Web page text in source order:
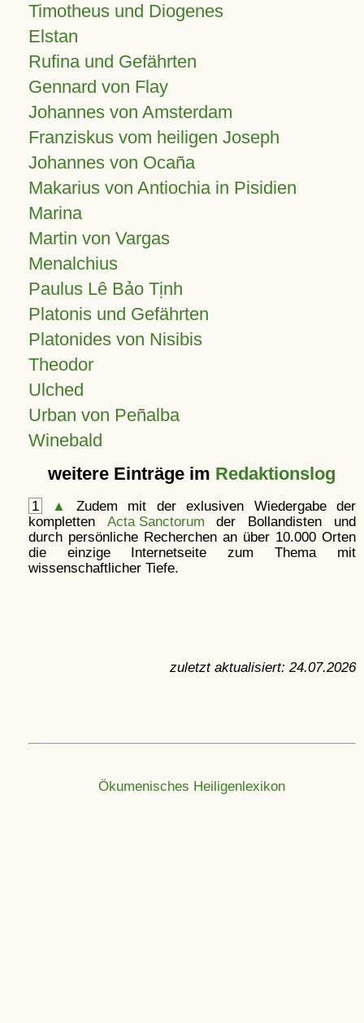
Timotheus und Diogenes
Elstan
Rufina und Gefährten
Gennard von Flay
Johannes von Amsterdam
Franziskus vom heiligen Joseph
Johannes von Ocaña
Makarius von Antiochia in Pisidien
Marina
Martin von Vargas
Menalchius
Paulus Lê Bảo Tịnh
Platonis und Gefährten
Platonides von Nisibis
Theodor
Ulched
Urban von Peñalba
Winebald
weitere Einträge im Redaktionslog
1 ▲
Zudem mit der exlusiven Wiedergabe der
kompletten Acta Sanctorum der Bollandisten und
durch persönliche Recherchen an über 10.000 Orten
die einzige Internetseite zum Thema mit
wissenschaftlicher Tiefe.
zuletzt aktualisiert: 24.07.2026
Ökumenisches Heiligenlexikon